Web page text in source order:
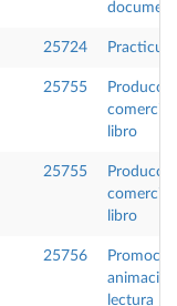
25724 Practicum
25755
comercio
libro
25755
comercio
libro
25756
lectura